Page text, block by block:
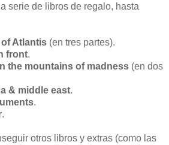
serie de libros de regalo, hasta
Atlantis (en tres partes).
front.
the mountains of madness (en dos
& middle east.
.
.
otros libros y extras (como las